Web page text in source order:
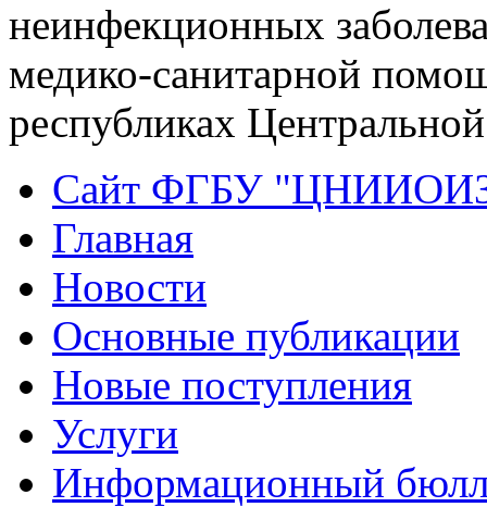
неинфекционных
медико-санитарной
республиках
Сайт ФГБУ
Главная
Новости
Основные публикации
Новые поступления
Услуги
Информационный